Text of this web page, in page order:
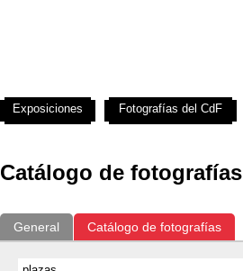
Catálogo de fotografías
General Catálogo de fotografías
Exposiciones Fotografías del CdF